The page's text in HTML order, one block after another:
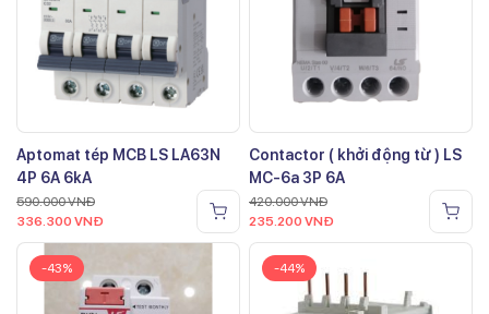
Aptomat tép MCB LS LA63N
4P 6A 6kA
590.000VNĐ
336.300 VNĐ
Contactor ( khởi động từ ) LS
MC-6a 3P 6A
420.000VNĐ
235.200 VNĐ
-43% -44%